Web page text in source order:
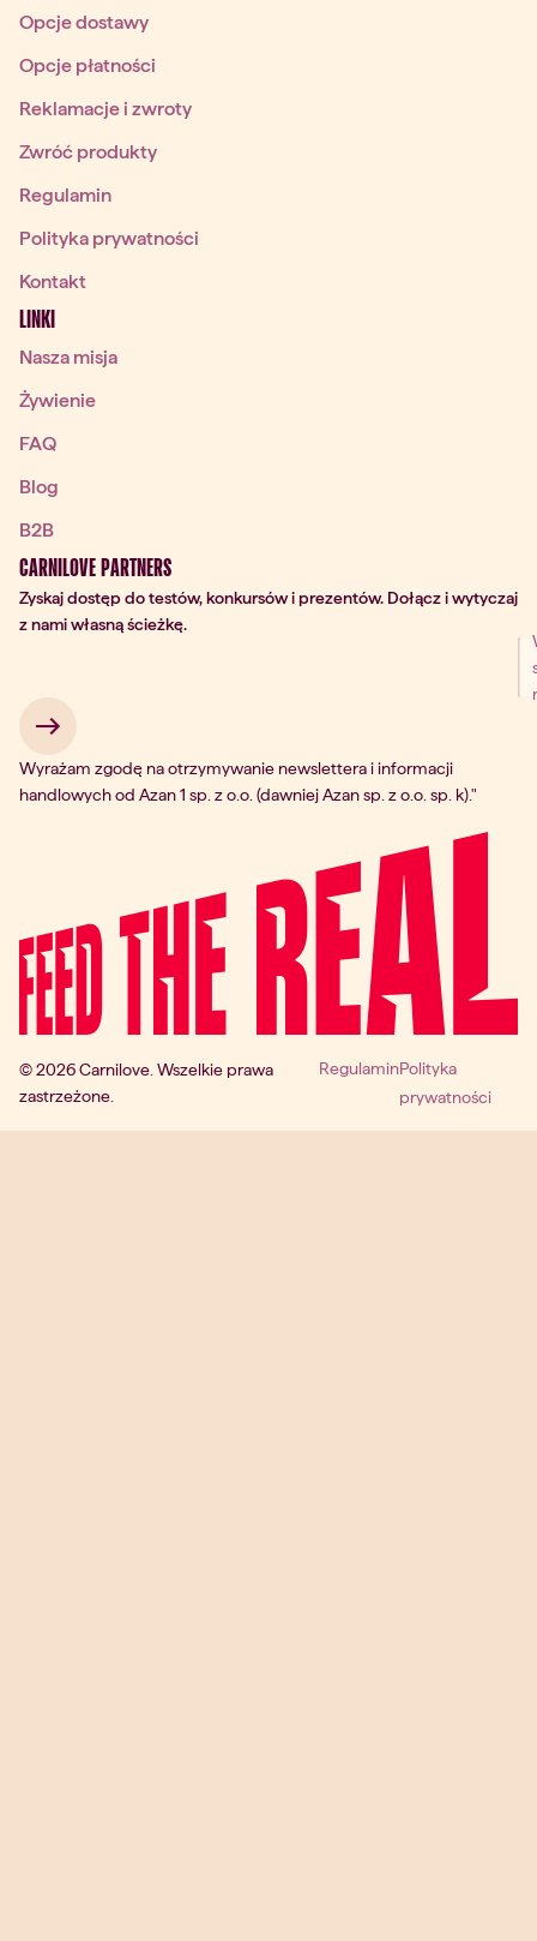
Opcje dostawy
Opcje płatności
Reklamacje i zwroty
Zwróć produkty
Regulamin
Polityka prywatności
Kontakt
LINKI
Nasza misja
Żywienie
FAQ
Blog
B2B
CARNILOVE PARTNERS
Zyskaj dostęp do testów, konkursów i prezentów. Dołącz i wytyczaj
z nami własną ścieżkę.
→
Wyrażam zgodę na otrzymywanie newslettera i informacji
handlowych od Azan 1 sp. z o.o. (dawniej Azan sp. z o.o. sp. k)."
© 2026 Carnilove. Wszelkie prawa
zastrzeżone.
RegulaminPolityka
prywatności